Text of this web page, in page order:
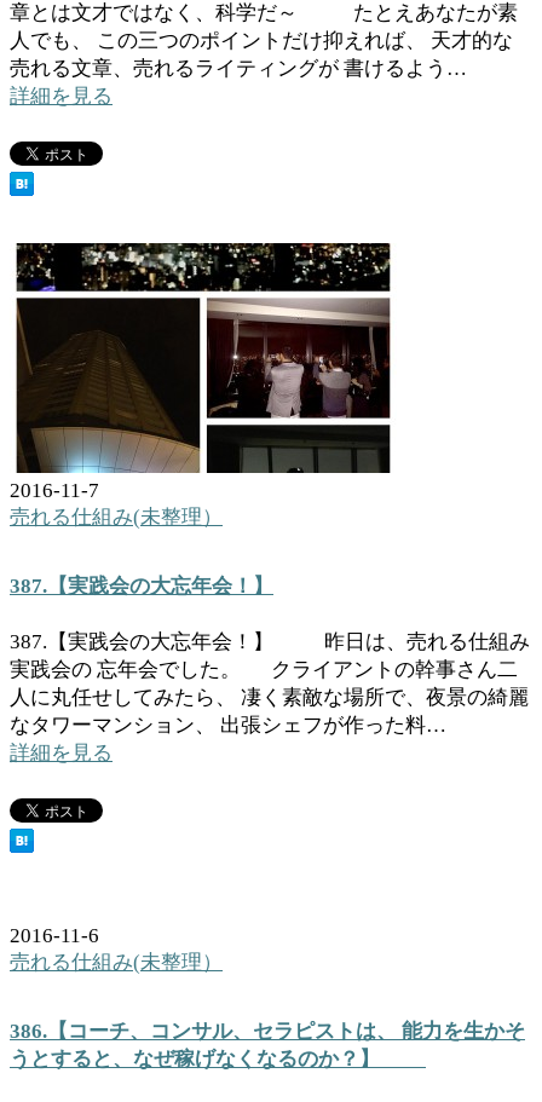
章とは文才ではなく、科学だ～ たとえあなたが素
人でも、 この三つのポイントだけ抑えれば、 天才的な
売れる文章、売れるライティングが 書けるよう…
詳細を見る
2016-11-7
売れる仕組み(未整理）
387.【実践会の大忘年会！】
387.【実践会の大忘年会！】 昨日は、売れる仕組み
実践会の 忘年会でした。 クライアントの幹事さん二
人に丸任せしてみたら、 凄く素敵な場所で、夜景の綺麗
なタワーマンション、 出張シェフが作った料…
詳細を見る
2016-11-6
売れる仕組み(未整理）
386.【コーチ、コンサル、セラピストは、 能力を生かそ
うとすると、なぜ稼げなくなるのか？】